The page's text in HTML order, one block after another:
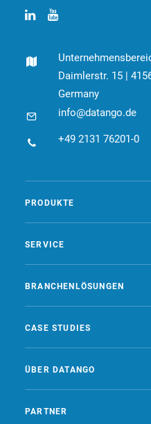
Daimlerstr. 15 |
Germany
info@datango.de
+49 2131 76201-0
PRODUKTE
SERVICE
BRANCHENLÖSUNGEN
CASE STUDIES
ÜBER DATANGO
PARTNER